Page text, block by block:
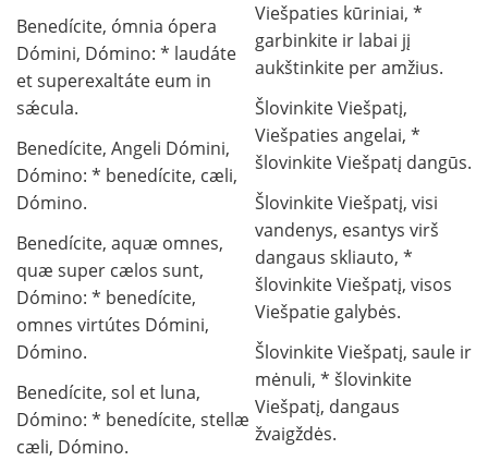
Benedícite, ómnia ópera
Dómini, Dómino: * laudáte
et superexaltáte eum in
sǽcula.
Benedícite, Angeli Dómini,
Dómino: * benedícite, cæli,
Dómino.
Benedícite, aquæ omnes,
quæ super cælos sunt,
Dómino: * benedícite,
omnes virtútes Dómini,
Dómino.
Benedícite, sol et luna,
Dómino: * benedícite, stellæ
cæli, Dómino.
Viešpaties kūriniai, *
garbinkite ir labai jį
aukštinkite per amžius.
Šlovinkite Viešpatį,
Viešpaties angelai, *
šlovinkite Viešpatį dangūs.
Šlovinkite Viešpatį, visi
vandenys, esantys virš
dangaus skliauto, *
šlovinkite Viešpatį, visos
Viešpatie galybės.
Šlovinkite Viešpatį, saule ir
mėnuli, * šlovinkite
Viešpatį, dangaus
žvaigždės.